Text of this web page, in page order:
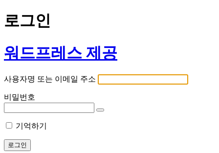
로그인
워드프레스 제공
사용자명 또는 이메일 주소
비밀번호
기억하기